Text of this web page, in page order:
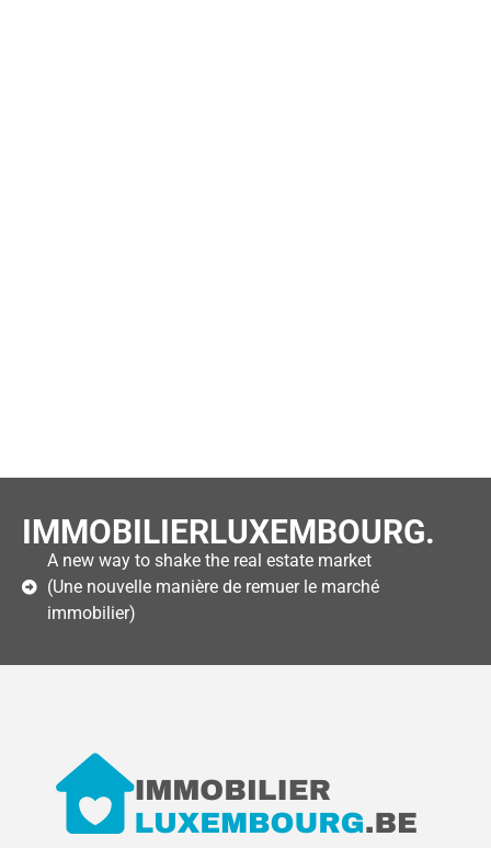
IMMOBILIERLUXEMBOURG.
A new way to shake the real estate market
(Une nouvelle manière de remuer le marché
immobilier)